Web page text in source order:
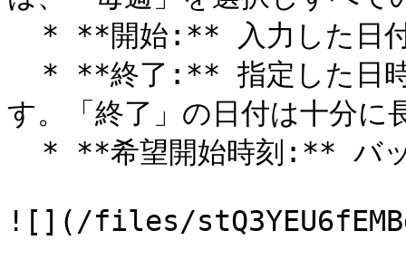
す。「終了」の日付は十分に
![](/files/